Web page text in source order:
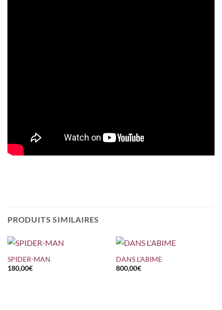
PRODUITS SIMILAIRES
SPIDER-MAN
180,00€
DANS L’ABIME
800,00€